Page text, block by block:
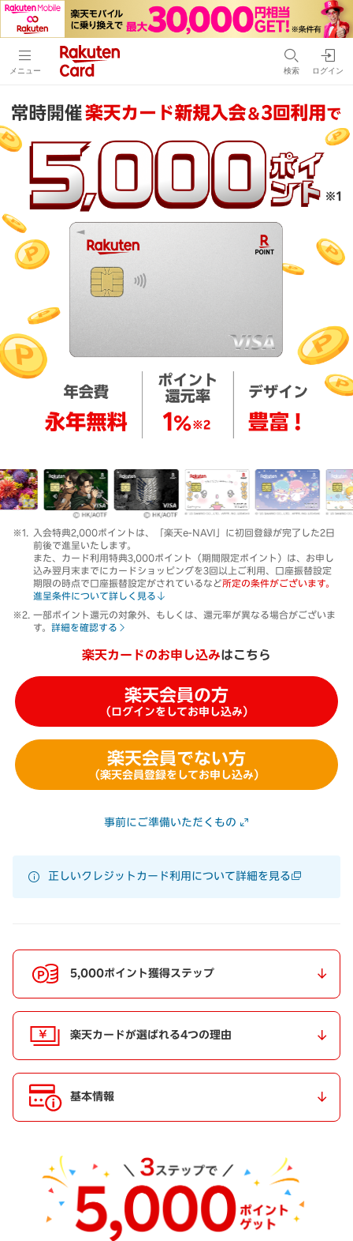
メニュー 検索 ログイン
入会特典2,000ポイントは、「楽天e-NAVI」に初回登録が完了した2日
前後で進呈いたします。
また、カード利用特典3,000ポイント（期間限定ポイント）は、お申し
込み翌月末までにカードショッピングを3回以上ご利用、口座振替設定
期限の時点で口座振替設定がされているなど所定の条件がございます。
進呈条件について詳しく見る
一部ポイント還元の対象外、もしくは、還元率が異なる場合がございま
す。 詳細を確認する
楽天カードのお申し込みはこちら
楽天会員の方
（ログインをしてお申し込み）
楽天会員でない方
（楽天会員登録をしてお申し込み）
事前にご準備いただくもの
正しいクレジットカード利用について詳細を見る
5,000ポイント獲得ステップ
楽天カードが選ばれる4つの理由
基本情報